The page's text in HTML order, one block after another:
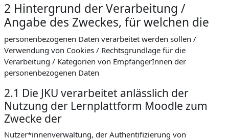
2 Hintergrund der Verarbeitung /
Angabe des Zweckes, für welchen die
personenbezogenen Daten verarbeitet werden sollen /
Verwendung von Cookies / Rechtsgrundlage für die
Verarbeitung / Kategorien von EmpfängerInnen der
personenbezogenen Daten
2.1 Die JKU verarbeitet anlässlich der
Nutzung der Lernplattform Moodle zum
Zwecke der
Nutzer*innenverwaltung, der Authentifizierung von